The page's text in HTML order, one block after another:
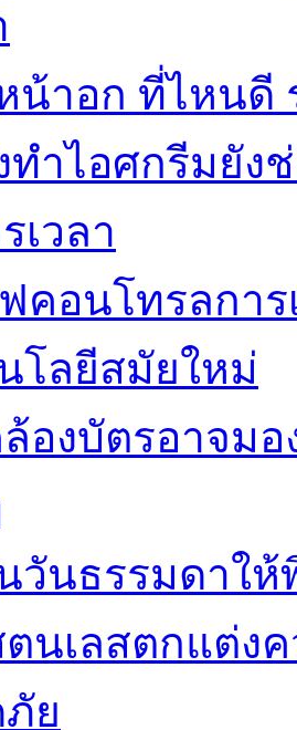
น้าอก ที่ไหนดี
ทำไอศกรีมยัง
เวลา
คอนโทรลกา
โลยีสมัยใหม่
องบัตรอาจมอ
วันธรรมดาใ
นเลสตกแต่ง
ย